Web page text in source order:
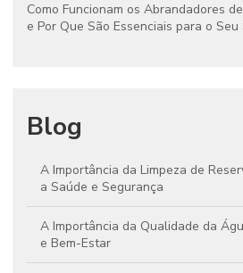
Como Funcionam os Abrandadores
e Por Que São Essenciais para o Seu
Blog
A Importância da Limpeza de
a Saúde e Segurança
A Importância da Qualidade da
e Bem-Estar